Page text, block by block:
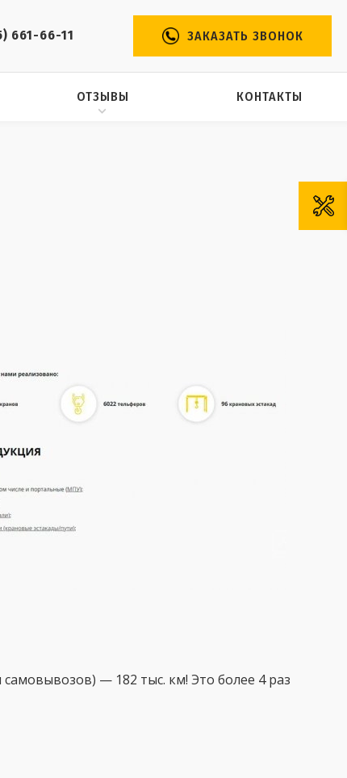
661-66-11 ЗАКАЗАТЬ ЗВОНОК
ОТЗЫВЫ КОНТАКТЫ
— 182 тыс. км! Это более 4 раз